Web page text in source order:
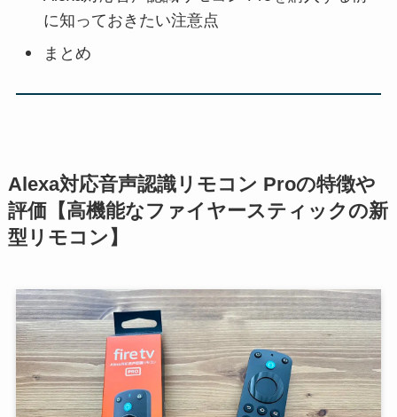
に知っておきたい注意点
まとめ
Alexa対応音声認識リモコン Proの特徴や
評価【高機能なファイヤースティックの新
型リモコン】